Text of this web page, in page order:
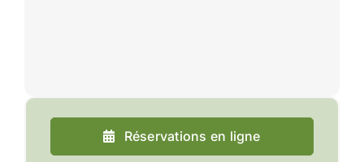
Réservations en ligne